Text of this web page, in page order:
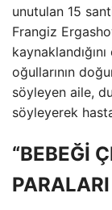
unutulan 15
Frangiz
oğullarının
söyleyen aile,
söyleyerek
“BEBEĞİ